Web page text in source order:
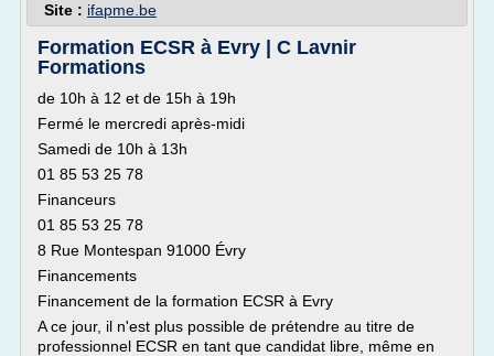
Site : ifapme.be
Formation ECSR à Evry | C Lavnir
Formations
de 10h à 12 et de 15h à 19h
Fermé le mercredi après-midi
Samedi de 10h à 13h
01 85 53 25 78
Financeurs
01 85 53 25 78
8 Rue Montespan 91000 Évry
Financements
Financement de la formation ECSR à Evry
A ce jour, il n'est plus possible de prétendre au titre de
professionnel ECSR en tant que candidat libre, même en